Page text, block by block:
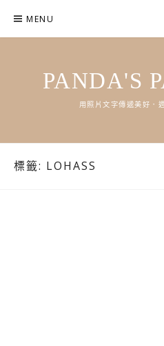
content
MENU
PANDA'S
用照片文字傳遞美好．
標籤: LOHASS